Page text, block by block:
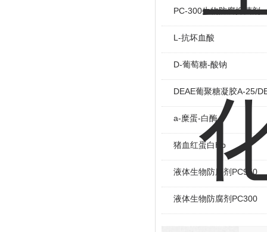
PC-300生物防腐抑菌剂
L-抗坏血酸
D-葡萄糖-酸钠
DEAE葡聚糖凝胶A-25/
a-糜蛋-白酶
猪血红蛋白Hb
液体生物防腐剂PC950
液体生物防腐剂PC300